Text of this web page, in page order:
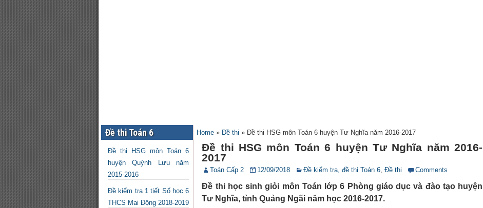
Đề thi Toán 6
Đề thi HSG môn Toán 6
huyện Quỳnh Lưu năm
2015-2016
Đề kiểm tra 1 tiết Số học 6
THCS Mai Động 2018-2019
Home »Đề thi »Đề thi HSG môn Toán 6 huyện Tư Nghĩa năm 2016-2017
Đề thi HSG môn Toán 6 huyện Tư Nghĩa năm 2016-
2017
Toán Cấp 2 12/09/2018 Đề kiểm tra, đề thi Toán 6,Đề thi Comments
Đề thi học sinh giỏi môn Toán lớp 6 Phòng giáo dục và đào tạo huyện
Tư Nghĩa, tỉnh Quảng Ngãi năm học 2016-2017.